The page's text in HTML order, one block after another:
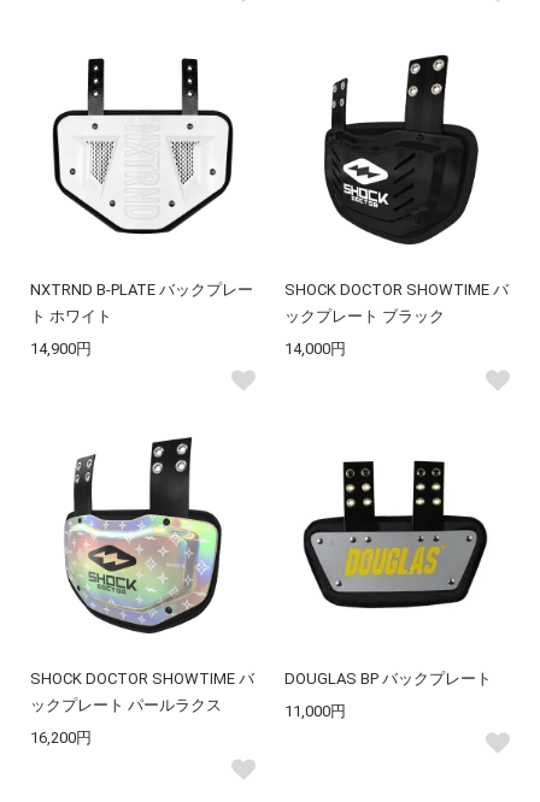
NXTRND B-PLATE バックプレー
ト ホワイト
14,900円
SHOCK DOCTOR SHOWTIME バ
ックプレート ブラック
14,000円
SHOCK DOCTOR SHOWTIME バ
ックプレート パールラクス
16,200円
DOUGLAS BP バックプレート
11,000円